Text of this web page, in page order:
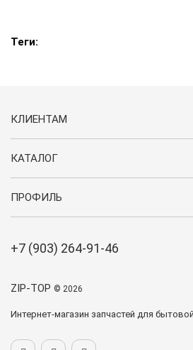
Теги:
ZIP-TOP © 2026
Интернет-магазин запчастей для
КЛИЕНТАМ
КАТАЛОГ
ПРОФИЛЬ
+7 (903) 264-91-46